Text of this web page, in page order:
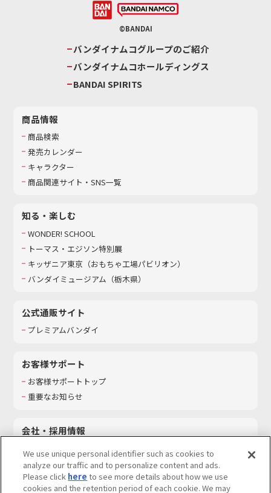
©BANDAI
バンダイナムコグループのご紹介
バンダイナムコホールディングス
BANDAI SPIRITS
商品情報
商品検索
発売カレンダー
キャラクター
商品関連サイト・SNS一覧
知る・楽しむ
WONDER! SCHOOL
トーマス・エジソン特別展
キッザニア東京（おもちゃ工場パビリオン）​
バンダイミュージアム（栃木県）
公式通販サイト
プレミアムバンダイ
お客様サポート
お客様サポートトップ
重要なお知らせ
会社・採用情報
採用情報
サステナビリティ
We use unique personal identifier such as cookies to
analyze our traffic and to personalize content and ads.
Please click here to see more details about how we use
cookies and the retention period of each cookie. We may